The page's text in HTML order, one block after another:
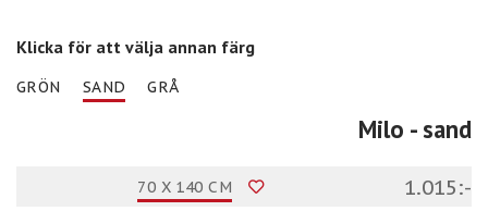
Klicka för att välja annan färg
GRÖN SAND GRÅ
Milo - sand
70 X 140 CM 1.015:-